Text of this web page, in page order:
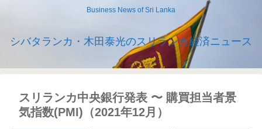
Business News of Sri Lanka
シバタランカ・木田泰光のスリランカ経済ニュース
スリランカ中央銀行発表 〜 購買担当者景
気指数(PMI)（2021年12月）